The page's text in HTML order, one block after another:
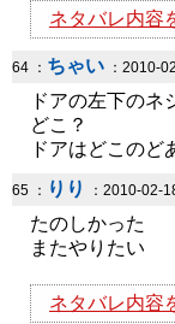
ネタバレ内容
64 ： ちゃい ：2010-
ドアの左下のネ
どこ？
ドアはどこのど
65 ： りり ：2010-02-
たのしかった
またやりたい
ネタバレ内容